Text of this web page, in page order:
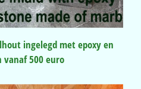
ingelegd met epoxy en
500 euro